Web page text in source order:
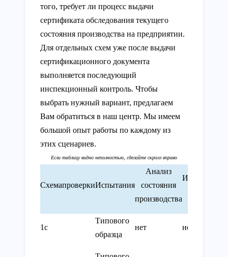
того, требует ли процесс выдачи
сертификата обследования текущего
состояния производства на предприятии.
Для отдельных схем уже после выдачи
сертификационного документа
выполняется последующий
инспекционный контроль. Чтобы
выбрать нужный вариант, предлагаем
Вам обратиться в наш центр. Мы имеем
большой опыт работы по каждому из
этих сценариев.
СхемапроверкиИспытания
Анализ
состояния
производства
1с
Типового
образца
нет нет